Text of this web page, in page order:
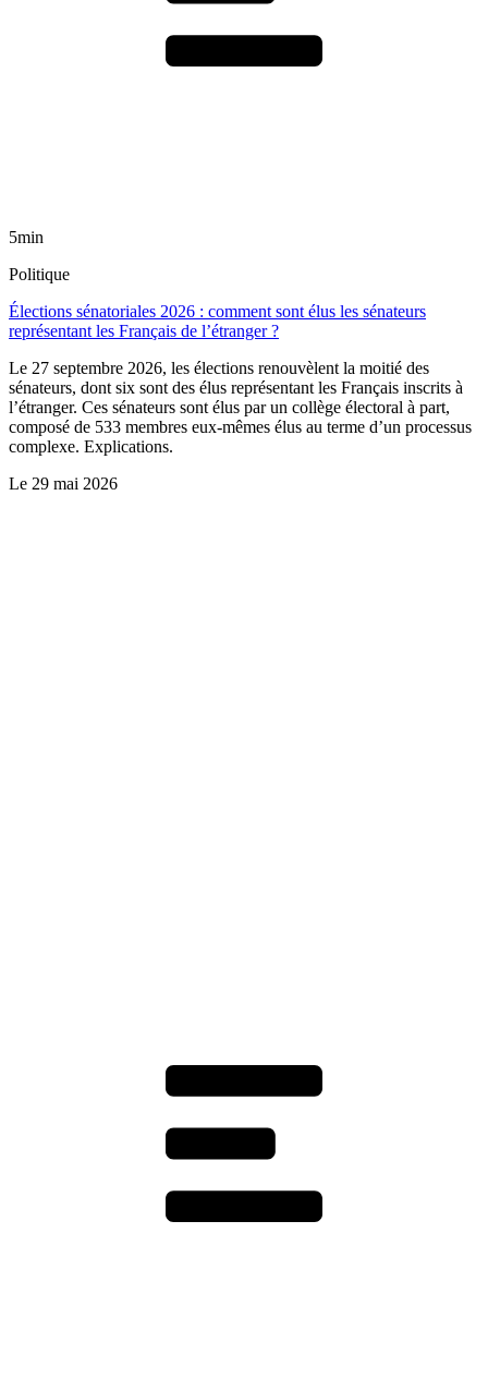
5min
Politique
Élections sénatoriales 2026 : comment sont élus les sénateurs
représentant les Français de l’étranger ?
Le 27 septembre 2026, les élections renouvèlent la moitié des
sénateurs, dont six sont des élus représentant les Français inscrits à
l’étranger. Ces sénateurs sont élus par un collège électoral à part,
composé de 533 membres eux-mêmes élus au terme d’un processus
complexe. Explications.
Le 29 mai 2026